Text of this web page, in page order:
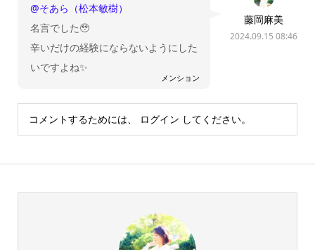
藤岡麻美
2024.09.15 08:46
メンション
@そあら（松本敏樹）
名言でした🥹
辛いだけの経験にならないようにした
いですよね✨
コメントするためには、 ログイン してください。